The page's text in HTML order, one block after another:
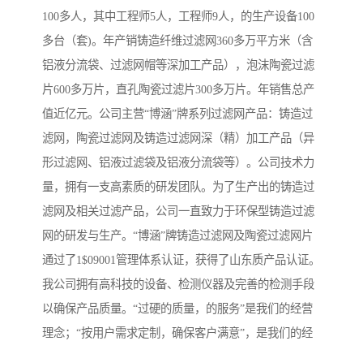
100多人，其中工程师5人，工程师9人，的生产设备100
多台（套)。年产销铸造纤维过滤网360多万平方米（含
铝液分流袋、过滤网帽等深加工产品），泡沫陶瓷过滤
片600多万片，直孔陶瓷过滤片300多万片。年销售总产
值近亿元。公司主营“博涵”牌系列过滤网产品：铸造过
滤网，陶瓷过滤网及铸造过滤网深（精）加工产品（异
形过滤网、铝液过滤袋及铝液分流袋等）。公司技术力
量，拥有一支高素质的研发团队。为了生产出的铸造过
滤网及相关过滤产品，公司一直致力于环保型铸造过滤
网的研发与生产。“博涵”牌铸造过滤网及陶瓷过滤网片
通过了1$09001管理体系认证，获得了山东质产品认证。
我公司拥有高科技的设备、检测仪器及完善的检测手段
以确保产品质量。“过硬的质量，的服务”是我们的经营
理念；“按用户需求定制，确保客户满意”，是我们的经